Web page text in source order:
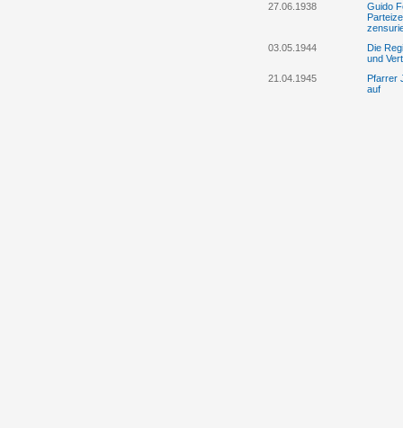
27.06.1938
Guido
03.05.1944
Die
und
21.04.1945
Pfarrer
auf